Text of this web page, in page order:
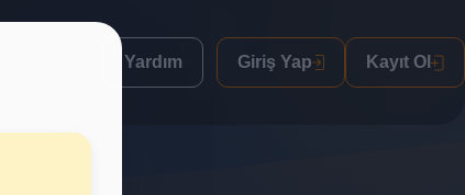
Yardım Giriş Yap Kayıt Ol